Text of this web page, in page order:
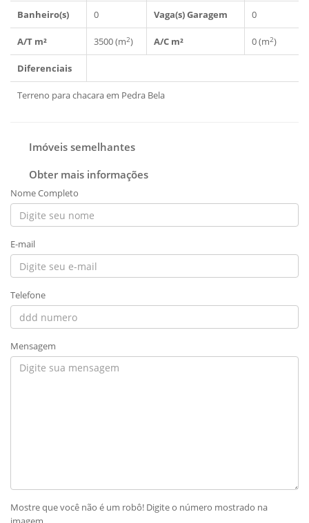
Banheiro(s) 0 Vaga(s) Garagem 0
A/T m² 3500 (m2) A/C m² 0 (m2)
Diferenciais
Terreno para chacara em Pedra Bela
Imóveis semelhantes
Obter mais informações
Nome Completo
E-mail
Telefone
Mensagem
Mostre que você não é um robô! Digite o número mostrado na